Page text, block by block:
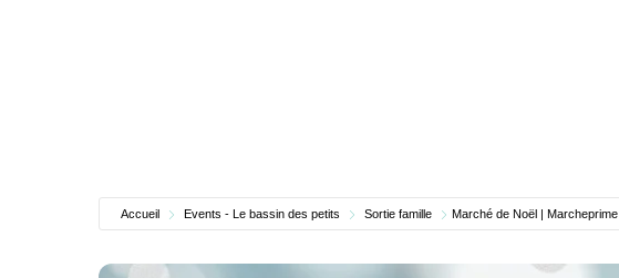
Accueil Events - Le bassin des petits Sortie famille Marché de Noël | Marcheprime